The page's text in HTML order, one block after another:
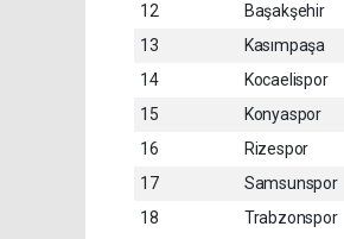
12
Başakşehir
13
Kasımpaşa
14
Kocaelispor
15
Konyaspor
16
Rizespor
17
Samsunspor
18
Trabzonspor